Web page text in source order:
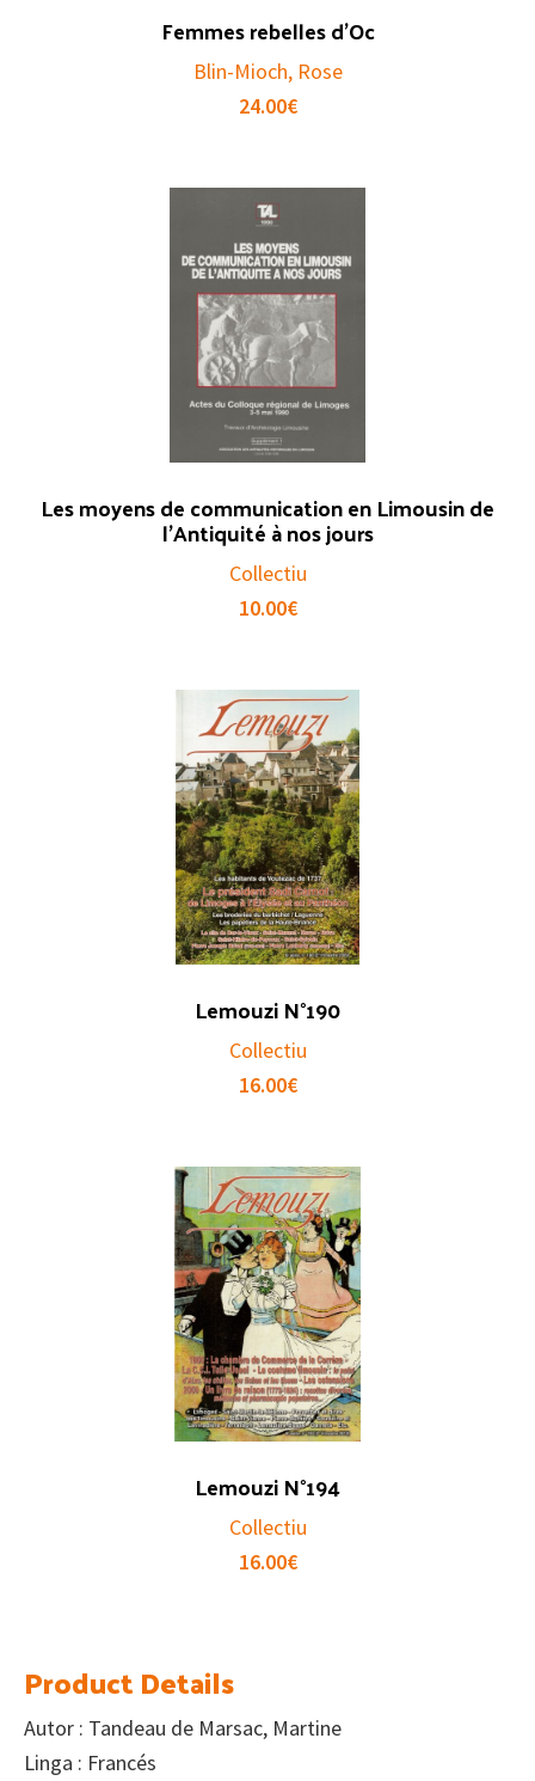
Femmes rebelles d’Oc
Blin-Mioch, Rose
24.00€
Les moyens de communication en Limousin de
l’Antiquité à nos jours
Collectiu
10.00€
Lemouzi N°190
Collectiu
16.00€
Lemouzi N°194
Collectiu
16.00€
Product Details
Autor : Tandeau de Marsac, Martine
Linga : Francés